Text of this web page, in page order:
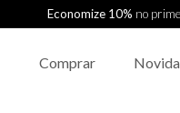
Economize 10% no
Comprar